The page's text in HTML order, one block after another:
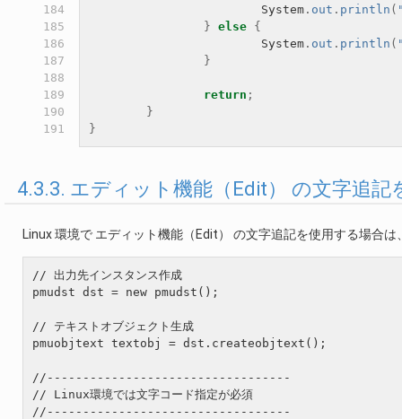
184
185
186
187
188
189
190
191
System . out . println (
} else {
System . out . println (
}
return ;
}
}
4.3.3. エディット機能（Edit） の文字追
Linux 環境で エディット機能（Edit） の文字追記を使用する場合
// 出力先インスタンス作成
pmudst dst = new pmudst();
// テキストオブジェクト生成
pmuobjtext textobj = dst.createobjtext();
//----------------------------------
// Linux環境では文字コード指定が必須
//----------------------------------